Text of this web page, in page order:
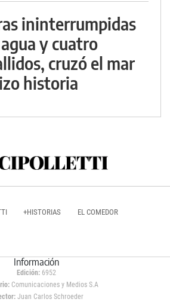
ininterrumpidas
y cuatro
cruzó el mar
historia
+HISTORIAS EL COMEDOR
Información
Edición: 6952
Comunicaciones y Medios S.A
Juan Carlos Schroeder